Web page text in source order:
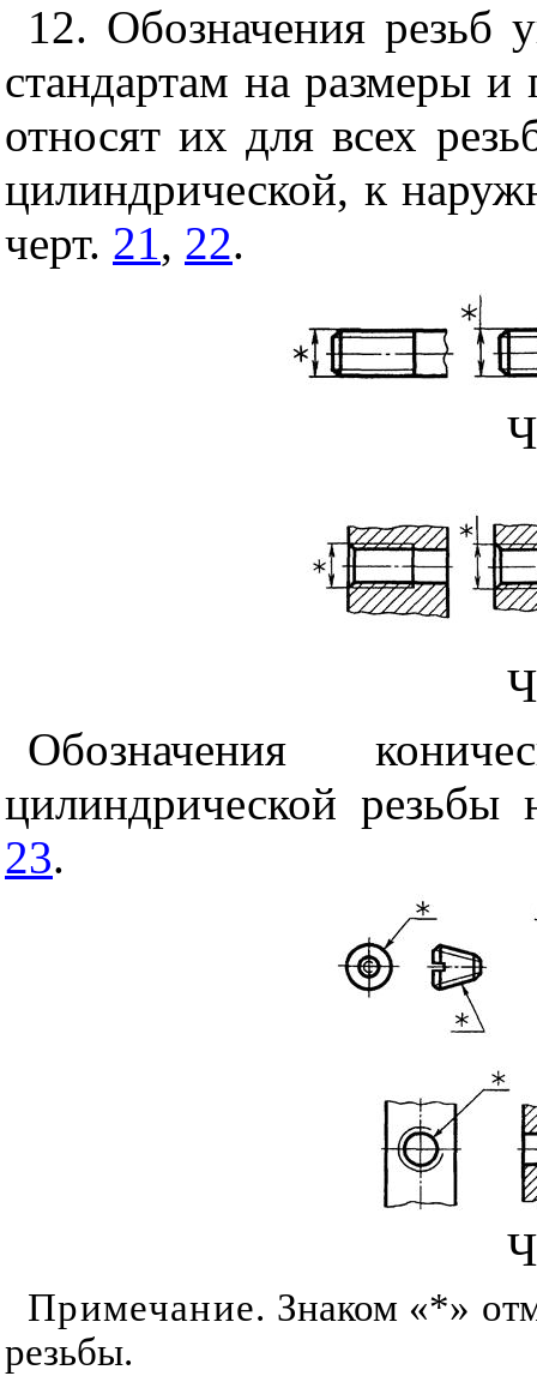
12. Обозначения резьб
стандартам на размеры и
относят их для всех
цилиндрической, к
черт. 21, 22.
Обозначения
цилиндрической резьбы
23.
Примечание. Знаком «*»
резьбы.